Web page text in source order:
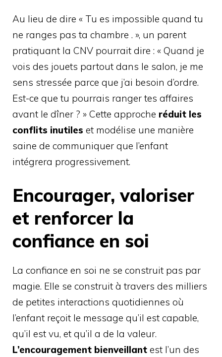
Au lieu de dire « Tu es impossible quand tu
ne ranges pas ta chambre . », un parent
pratiquant la CNV pourrait dire : « Quand je
vois des jouets partout dans le salon, je me
sens stressée parce que j’ai besoin d’ordre.
Est-ce que tu pourrais ranger tes affaires
avant le dîner ? » Cette approche réduit les
conflits inutiles et modélise une manière
saine de communiquer que l’enfant
intégrera progressivement.
Encourager, valoriser
et renforcer la
confiance en soi
La confiance en soi ne se construit pas par
magie. Elle se construit à travers des milliers
de petites interactions quotidiennes où
l’enfant reçoit le message qu’il est capable,
qu’il est vu, et qu’il a de la valeur.
L’encouragement bienveillant est l’un des